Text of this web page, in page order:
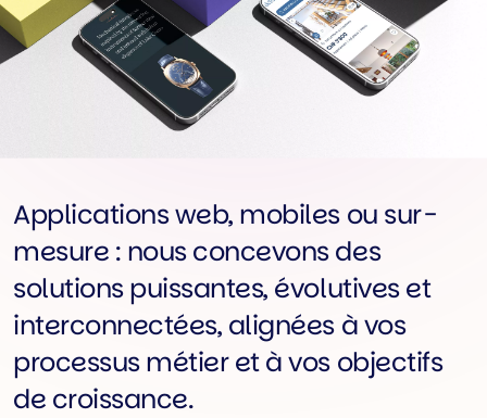
Applications web, mobiles ou sur-
mesure : nous concevons des
solutions puissantes, évolutives et
interconnectées, alignées à vos
processus métier et à vos objectifs
de croissance.